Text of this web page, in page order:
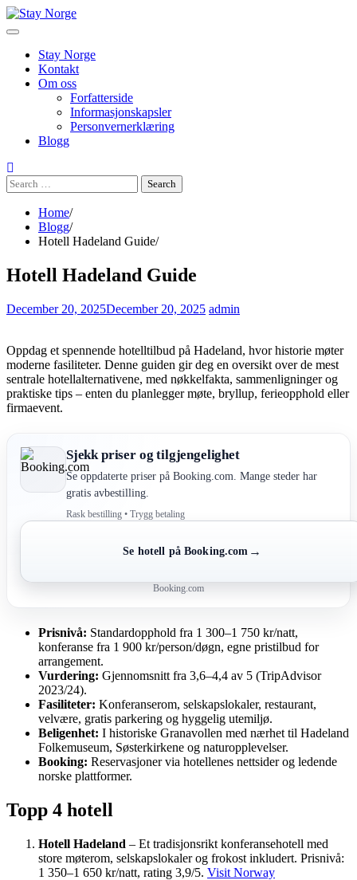
Skip
to
Stay Norge
Kontakt
Om oss
Forfatterside
Informasjonskapsler
Personvernerklæring
Blogg
Search
for:
Home
Blogg
Hotell Hadeland Guide
Hotell Hadeland Guide
December 20, 2025December 20, 2025 admin
Oppdag et spennende hotelltilbud på Hadeland, hvor historie møter
moderne fasiliteter. Denne guiden gir deg en oversikt over de mest
sentrale hotellalternativene, med nøkkelfakta, sammenligninger og
praktiske tips – enten du planlegger møte, bryllup, ferieopphold eller
firmaevent.
Sjekk priser og tilgjengelighet
Se oppdaterte priser på Booking.com. Mange steder har
gratis avbestilling.
Rask bestilling • Trygg betaling
Se hotell på Booking.com →
Booking.com
Prisnivå: Standardopphold fra 1 300–1 750 kr/natt,
konferanse fra 1 900 kr/person/døgn, egne pristilbud for
arrangement.
Vurdering: Gjennomsnitt fra 3,6–4,4 av 5 (TripAdvisor
2023/24).
Fasiliteter: Konferanserom, selskapslokaler, restaurant,
velvære, gratis parkering og hyggelig utemiljø.
Beligenhet: I historiske Granavollen med nærhet til Hadeland
Folkemuseum, Søsterkirkene og naturopplevelser.
Booking: Reservasjoner via hotellenes nettsider og ledende
norske plattformer.
Topp 4 hotell
Hotell Hadeland – Et tradisjonsrikt konferansehotell med
store møterom, selskapslokaler og frokost inkludert. Prisnivå:
1 350–1 650 kr/natt, rating 3,9/5. Visit Norway